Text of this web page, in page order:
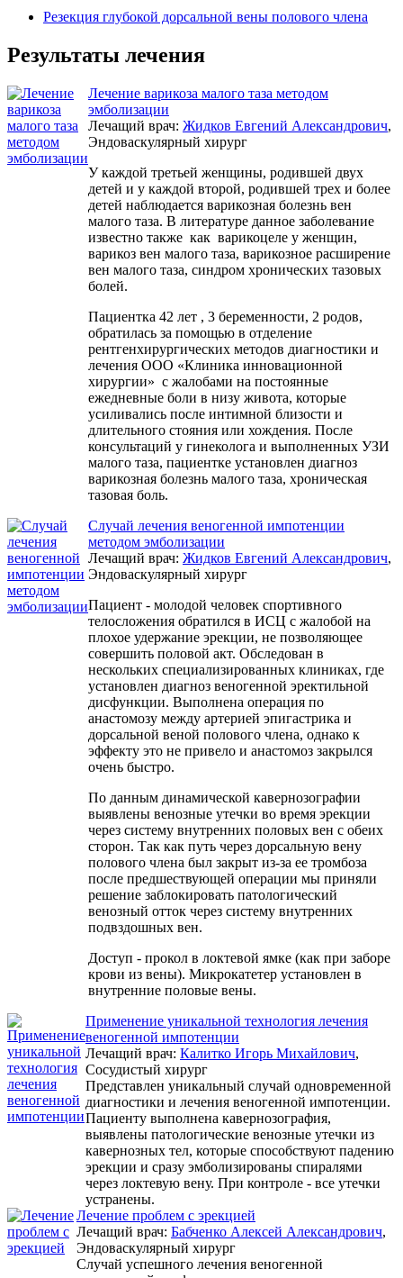
Резекция глубокой дорсальной вены полового члена
Результаты лечения
Лечение варикоза малого таза методом
эмболизации
Лечащий врач: Жидков Евгений Александрович,
Эндоваскулярный хирург
У каждой третьей женщины, родившей двух
детей и у каждой второй, родившей трех и более
детей наблюдается варикозная болезнь вен
малого таза. В литературе данное заболевание
известно также как варикоцеле у женщин,
варикоз вен малого таза, варикозное расширение
вен малого таза, синдром хронических тазовых
болей.
Пациентка 42 лет , 3 беременности, 2 родов,
обратилась за помощью в отделение
рентгенхирургических методов диагностики и
лечения ООО «Клиника инновационной
хирургии» с жалобами на постоянные
ежедневные боли в низу живота, которые
усиливались после интимной близости и
длительного стояния или хождения. После
консультаций у гинеколога и выполненных УЗИ
малого таза, пациентке установлен диагноз
варикозная болезнь малого таза, хроническая
тазовая боль.
Случай лечения веногенной импотенции
методом эмболизации
Лечащий врач: Жидков Евгений Александрович,
Эндоваскулярный хирург
Пациент - молодой человек спортивного
телосложения обратился в ИСЦ с жалобой на
плохое удержание эрекции, не позволяющее
совершить половой акт. Обследован в
нескольких специализированных клиниках, где
установлен диагноз веногенной эректильной
дисфункции. Выполнена операция по
анастомозу между артерией эпигастрика и
дорсальной веной полового члена, однако к
эффекту это не привело и анастомоз закрылся
очень быстро.
По данным динамической кавернозографии
выявлены венозные утечки во время эрекции
через систему внутренних половых вен с обеих
сторон. Так как путь через дорсальную вену
полового члена был закрыт из-за ее тромбоза
после предшествующей операции мы приняли
решение заблокировать патологический
венозный отток через систему внутренних
подвздошных вен.
Доступ - прокол в локтевой ямке (как при заборе
крови из вены). Микрокатетер установлен в
внутренние половые вены.
Применение уникальной технология лечения
веногенной импотенции
Лечащий врач: Калитко Игорь Михайлович,
Сосудистый хирург
Представлен уникальный случай одновременной
диагностики и лечения веногенной импотенции.
Пациенту выполнена кавернозография,
выявлены патологические венозные утечки из
кавернозных тел, которые способствуют падению
эрекции и сразу эмболизированы спиралями
через локтевую вену. При контроле - все утечки
устранены.
Лечение проблем с эрекцией
Лечащий врач: Бабченко Алексей Александрович,
Эндоваскулярный хирург
Случай успешного лечения веногенной